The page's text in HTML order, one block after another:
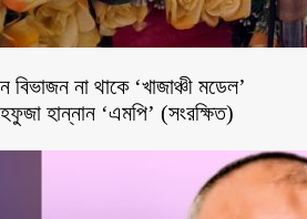
বিভাজন না থাকে ‘খাজাঞ্চী মডেল’
হান্নান ‘এমপি’ (সংরক্ষিত)